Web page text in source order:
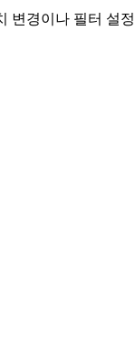
변경이나 필터 설정